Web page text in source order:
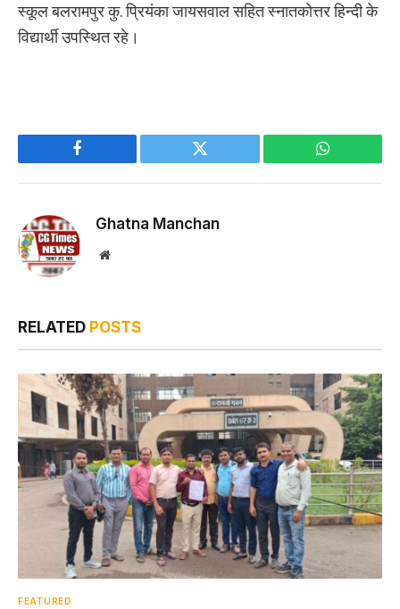
स्कूल बलरामपुर कु. प्रियंका जायसवाल सहित स्नातकोत्तर हिन्दी के
विद्यार्थी उपस्थित रहे।
Facebook Twitter WhatsApp
Ghatna Manchan
Website
RELATED POSTS
FEATURED